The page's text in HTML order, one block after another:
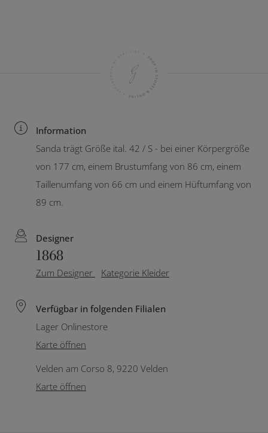
Information
Sanda trägt Größe ital. 42 / S - bei einer Körpergröße
von 177 cm, einem Brustumfang von 86 cm, einem
Taillenumfang von 66 cm und einem Hüftumfang von
89 cm.
Designer
1868
Zum Designer Kategorie Kleider
Verfügbar in folgenden Filialen
Lager Onlinestore
Karte öffnen
Velden am Corso 8, 9220 Velden
Karte öffnen